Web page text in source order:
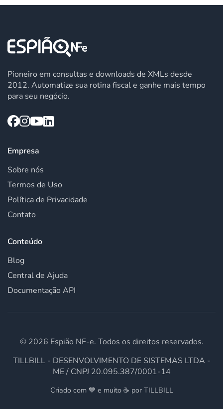
Pioneiro em consultas e downloads de XMLs desde
2012. Automatize sua rotina fiscal e ganhe mais tempo
para seu negócio.
Empresa
Sobre nós
Termos de Uso
Política de Privacidade
Contato
Conteúdo
Blog
Central de Ajuda
Documentação API
© 2026 Espião NF-e. Todos os direitos reservados.
TILLBILL - DESENVOLVIMENTO DE SISTEMAS LTDA -
ME / CNPJ 20.095.387/0001-14
Criado com 💙 e muito ☕ por TILLBILL